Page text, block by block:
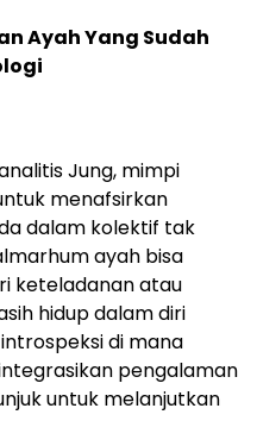
Ayah Yang Sudah
Jung, mimpi
menafsirkan
dalam kolektif tak
ayah bisa
keteladanan atau
hidup dalam diri
di mana
pengalaman
untuk melanjutkan